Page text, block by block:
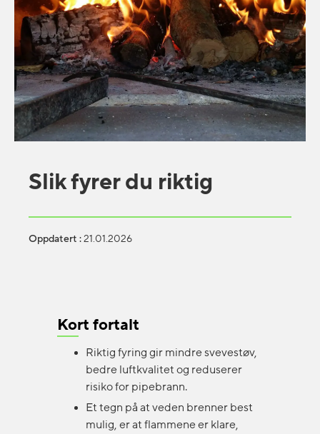
Slik fyrer du riktig
Oppdatert : 21.01.2026
Kort fortalt
Riktig fyring gir mindre svevestøv,
bedre luftkvalitet og reduserer
risiko for pipebrann.
Et tegn på at veden brenner best
mulig, er at flammene er klare,